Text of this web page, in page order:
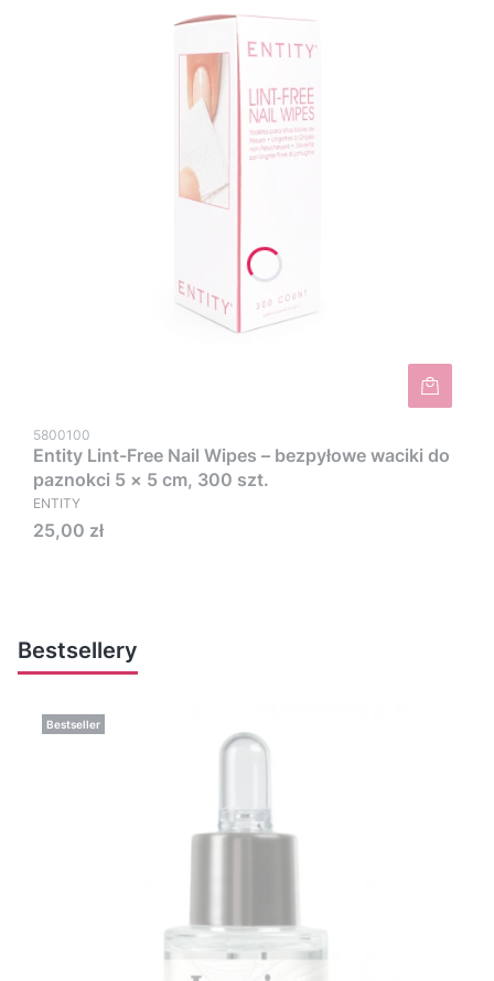
5800100
Entity Lint-Free Nail Wipes – bezpyłowe waciki do
paznokci 5 × 5 cm, 300 szt.
ENTITY
Cena
25,00 zł
Bestsellery
Bestseller